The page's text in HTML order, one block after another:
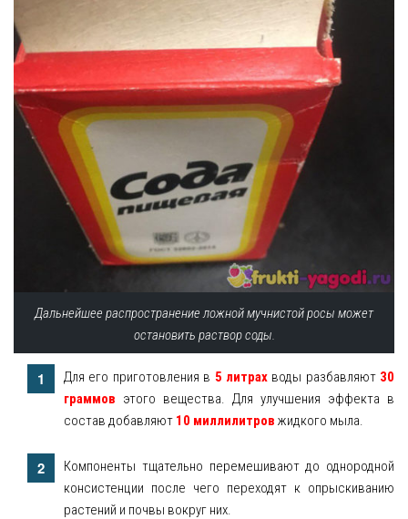
Дальнейшее распространение ложной мучнистой росы может
остановить раствор соды.
Для его приготовления в 5 литрахводы разбавляют 30
граммов этого вещества. Для улучшения эффекта в
состав добавляют 10 миллилитров жидкого мыла.
Компоненты тщательно перемешивают до однородной
консистенции после чего переходят к опрыскиванию
растений и почвы вокруг них.